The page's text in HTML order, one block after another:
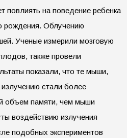
повлиять на поведение ребенка
рождения. Облучению
Ученые измерили мозговую
также провели
показали, что те мыши,
стали более
объем памяти, чем мыши
воздействию излучения
подобных экспериментов